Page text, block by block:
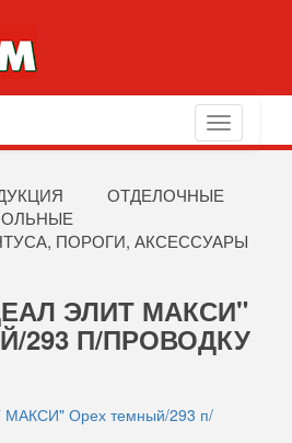
Toggle
navigation
ОТДЕЛОЧНЫЕ
ПОРОГИ, АКСЕССУАРЫ
ЭЛИТ МАКСИ"
293 П/ПРОВОДКУ